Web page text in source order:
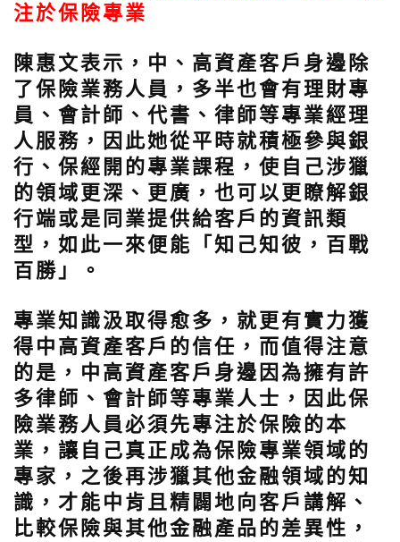
注於保險專業
陳惠文表示，中、高資產客戶身邊除
了保險業務人員，多半也會有理財專
員、會計師、代書、律師等專業經理
人服務，因此她從平時就積極參與銀
行、保經開的專業課程，使自己涉獵
的領域更深、更廣，也可以更瞭解銀
行端或是同業提供給客戶的資訊類
型，如此一來便能「知己知彼，百戰
百勝」。
專業知識汲取得愈多，就更有實力獲
得中高資產客戶的信任，而值得注意
的是，中高資產客戶身邊因為擁有許
多律師、會計師等專業人士，因此保
險業務人員必須先專注於保險的本
業，讓自己真正成為保險專業領域的
專家，之後再涉獵其他金融領域的知
識，才能中肯且精闢地向客戶講解、
比較保險與其他金融產品的差異性，